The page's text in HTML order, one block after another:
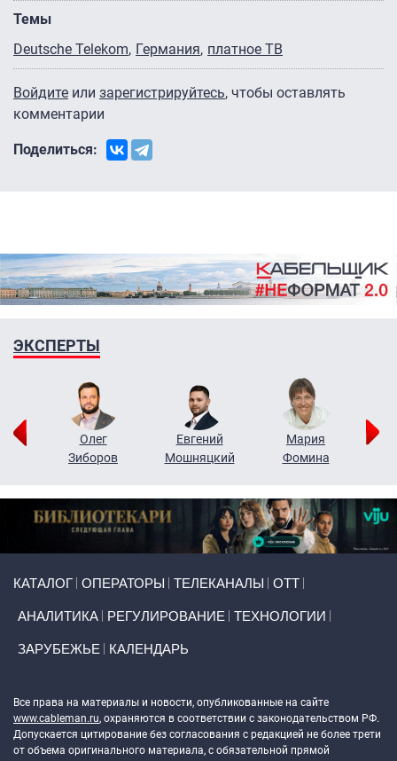
Темы
Deutsche Telekom
Германия платное ТВ
Войдите или зарегистрируйтесь, чтобы оставлять
комментарии
Поделиться:
ЭКСПЕРТЫ
Олег
Зиборов
Евгений
Мошняцкий
Мария
Фомина
КАТАЛОГ ОПЕРАТОРЫ ТЕЛЕКАНАЛЫ ОТТ
АНАЛИТИКА РЕГУЛИРОВАНИЕ ТЕХНОЛОГИИ
ЗАРУБЕЖЬЕ КАЛЕНДАРЬ
Все права на материалы и новости, опубликованные на сайте
www.cableman.ru, охраняются в соответствии с законодательством РФ.
Допускается цитирование без согласования с редакцией не более трети
от объема оригинального материала, с обязательной прямой